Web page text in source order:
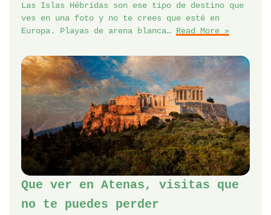
Las Islas Hébridas son ese tipo de destino que
ves en una foto y no te crees que esté en
Europa. Playas de arena blanca… Read More »
Que ver en Atenas, visitas que
no te puedes perder